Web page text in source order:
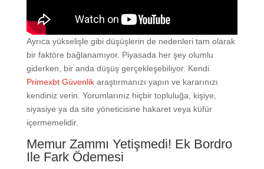
Ayrıca yükselişle gibi düşüşlerin de nedenleri tam olarak
bir faktöre bağlanamıyor. Piyasada her şey olumlu
giderken, bir anda düşüş gerçekleşebiliyor. Kendi
Primexbt Güvenlikaraştırmanızı yapın ve kararınızı
kendiniz verin. Yorumlarınız hiçbir topluluğa, kişiye,
siyasiye ya da site yöneticisine hakaret veya küfür
içermemelidir.
Memur Zammı Yetişmedi! Ek Bordro
Ile Fark Ödemesi